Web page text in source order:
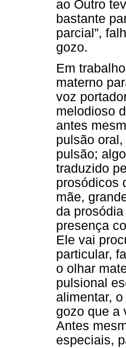
ao Outro
bastante
parcial”,
gozo.
Em
materno
voz
melodioso
antes
pulsão
pulsão;
traduzido
prosódicos
mãe,
da
presença
Ele vai
particular,
o olhar
pulsional
alimentar,
gozo que a
Antes
especiais,